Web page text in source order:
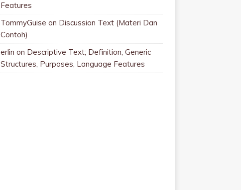
Features
TommyGuise on Discussion Text (Materi Dan
Contoh)
erlin on Descriptive Text; Definition, Generic
Structures, Purposes, Language Features